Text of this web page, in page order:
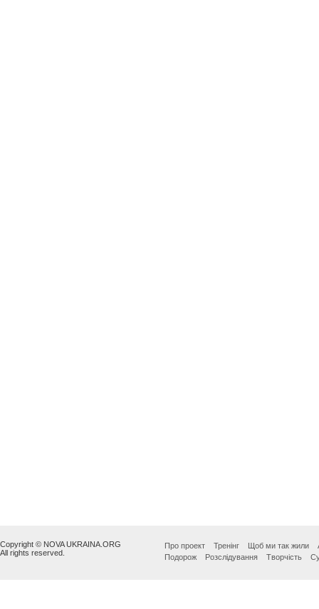
Copyright © NOVA UKRAINA.ORG
All rights reserved.
Про проект Тренінг Щоб ми так жили
Подорож
Розслідування Творчість